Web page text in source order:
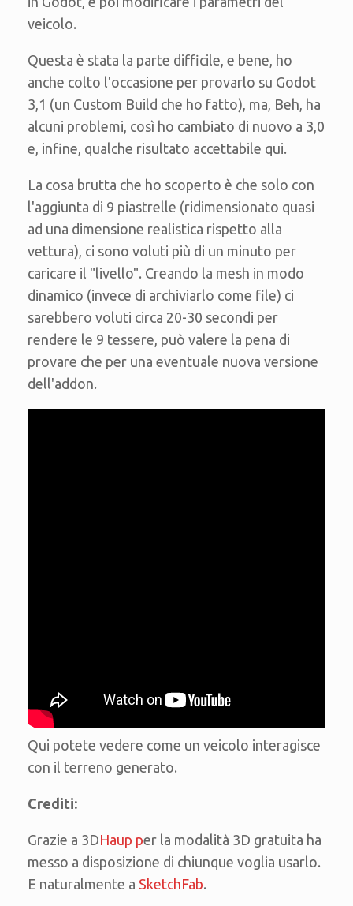
veicolo.
Questa è stata la parte difficile, e bene, ho
anche colto l'occasione per provarlo su Godot
3,1 (un Custom Build che ho fatto), ma, Beh, ha
alcuni problemi, così ho cambiato di nuovo a 3,0
e, infine, qualche risultato accettabile qui.
La cosa brutta che ho scoperto è che solo con
l'aggiunta di 9 piastrelle (ridimensionato quasi
ad una dimensione realistica rispetto alla
vettura), ci sono voluti più di un minuto per
caricare il "livello". Creando la mesh in modo
dinamico (invece di archiviarlo come file) ci
sarebbero voluti circa 20-30 secondi per
rendere le 9 tessere, può valere la pena di
provare che per una eventuale nuova versione
dell'addon.
Qui potete vedere come un veicolo interagisce
con il terreno generato.
Crediti:
Grazie a 3DHaup per la modalità 3D gratuita ha
messo a disposizione di chiunque voglia usarlo.
E naturalmente a SketchFab.